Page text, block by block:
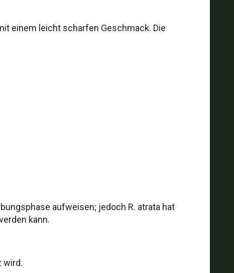
einem leicht scharfen Geschmack. Die
aufweisen; jedoch R. atrata hat
kann.
wird.